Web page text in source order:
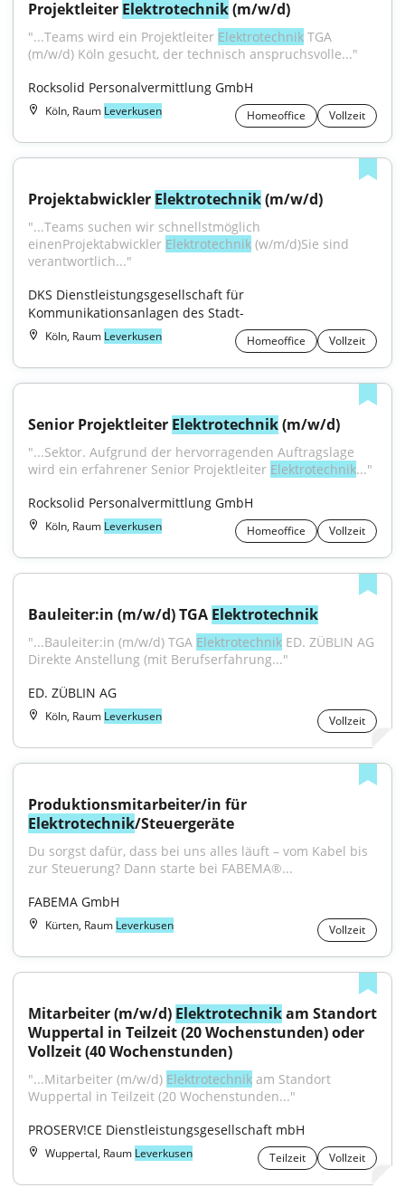
Projektleiter Elektrotechnik (m/w/d)
"...Teams wird ein Projektleiter Elektrotechnik TGA
(m/w/d) Köln gesucht, der technisch anspruchsvolle..."
Rocksolid Personalvermittlung GmbH
Köln, Raum Leverkusen Homeoffice Vollzeit
Projektabwickler Elektrotechnik (m/w/d)
"...Teams suchen wir schnellstmöglich
einenProjektabwickler Elektrotechnik (w/m/d)Sie sind
verantwortlich..."
DKS Dienstleistungsgesellschaft für
Kommunikationsanlagen des Stadt-
Köln, Raum Leverkusen Homeoffice Vollzeit
Senior Projektleiter Elektrotechnik (m/w/d)
"...Sektor. Aufgrund der hervorragenden Auftragslage
wird ein erfahrener Senior Projektleiter Elektrotechnik..."
Rocksolid Personalvermittlung GmbH
Köln, Raum Leverkusen Homeoffice Vollzeit
Bauleiter:in (m/w/d) TGA Elektrotechnik
"...Bauleiter:in (m/w/d) TGA Elektrotechnik ED. ZÜBLIN AG
Direkte Anstellung (mit Berufserfahrung..."
ED. ZÜBLIN AG
Köln, Raum Leverkusen Vollzeit
Elektrotechnik/Steuergeräte
Du sorgst dafür, dass bei uns alles läuft – vom Kabel bis
zur Steuerung? Dann starte bei FABEMA®...
FABEMA GmbH
Kürten, Raum Leverkusen Vollzeit
Mitarbeiter (m/w/d) Elektrotechnik am Standort
Wuppertal in Teilzeit (20 Wochenstunden) oder
Vollzeit (40 Wochenstunden)
"...Mitarbeiter (m/w/d) Elektrotechnik am Standort
Wuppertal in Teilzeit (20 Wochenstunden..."
PROSERV!CE Dienstleistungsgesellschaft mbH
Wuppertal, Raum Leverkusen Teilzeit Vollzeit